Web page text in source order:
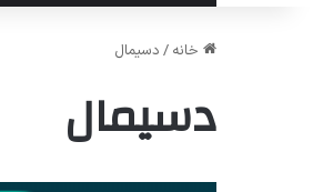
خانه / دسیمال
دسیمال